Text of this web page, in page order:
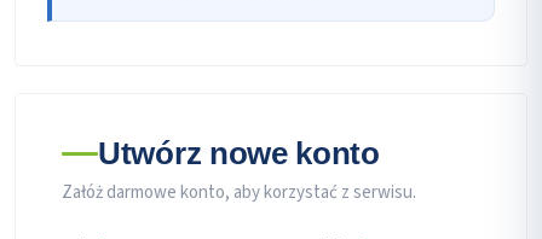
Utwórz nowe konto
Załóż darmowe konto, aby korzystać z serwisu.